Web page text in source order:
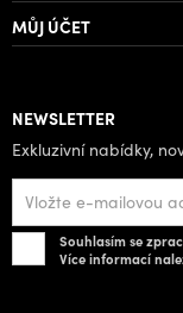
MŮJ ÚČET
NEWSLETTER
Exkluzivní nabídky,
Souhlasím se
Více informací